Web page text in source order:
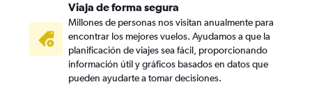
Viaja de forma segura
Millones de personas nos visitan anualmente para
encontrar los mejores vuelos. Ayudamos a que la
planificación de viajes sea fácil, proporcionando
información útil y gráficos basados en datos que
pueden ayudarte a tomar decisiones.